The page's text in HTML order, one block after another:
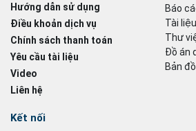
Hướng dẫn sử dụng
Điều khoản dịch vụ
Chính sách thanh toán
Yêu cầu tài liệu
Video
Liên hệ
Báo
Tài
Thư
Đồ án
Bản
Kết nối